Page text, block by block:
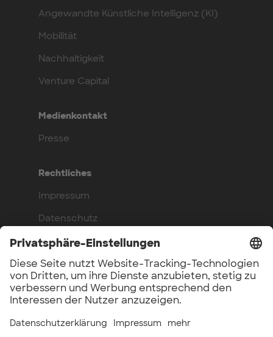
Angewandte Künstliche Intelligenz (KI)
Mobilität
Nachhaltigkeit
Venture Capital
Medienkontakt
Presse
Rechtliches
Impressum
Datenschutz
Compliance
Arbeite bei uns
Benefits
Offene Stellen